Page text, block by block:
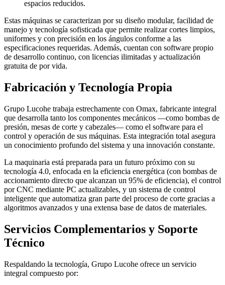
espacios reducidos.
Estas máquinas se caracterizan por su diseño modular, facilidad de
manejo y tecnología sofisticada que permite realizar cortes limpios,
uniformes y con precisión en los ángulos conforme a las
especificaciones requeridas. Además, cuentan con software propio
de desarrollo continuo, con licencias ilimitadas y actualización
gratuita de por vida.
Fabricación y Tecnología Propia
Grupo Lucohe trabaja estrechamente con Omax, fabricante integral
que desarrolla tanto los componentes mecánicos —como bombas de
presión, mesas de corte y cabezales— como el software para el
control y operación de sus máquinas. Esta integración total asegura
un conocimiento profundo del sistema y una innovación constante.
La maquinaria está preparada para un futuro próximo con su
tecnología 4.0, enfocada en la eficiencia energética (con bombas de
accionamiento directo que alcanzan un 95% de eficiencia), el control
por CNC mediante PC actualizables, y un sistema de control
inteligente que automatiza gran parte del proceso de corte gracias a
algoritmos avanzados y una extensa base de datos de materiales.
Servicios Complementarios y Soporte
Técnico
Respaldando la tecnología, Grupo Lucohe ofrece un servicio
integral compuesto por: